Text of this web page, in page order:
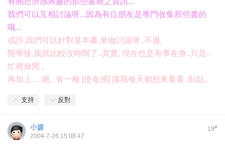
我們可以互相討論呀...因為有位朋友是專門收集那些書的
哦...
或許,我們可以針對某本書,來做討論呀..不過,
開學後,我就比較沒時間了..其實, 現在也是有事在身..只是..
忙裡偷閒 ,
再加上 ....嗯.. 有一種 [使命感] 讓我每天都想來看看..貼貼..
支持 反對
19#
小媛
2004-7-26 15:08:47